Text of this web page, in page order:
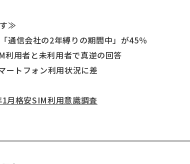
≫
通信会社の2年縛りの期間中」が45％
利用者と未利用者で真逆の回答
ートフォン利用状況に差
月格安SIM利用意識調査